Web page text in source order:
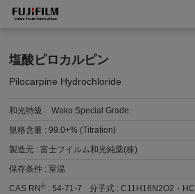
塩酸ピロカルピン
Pilocarpine Hydrochloride
和光特級
Wako Special Grade
規格含量 :99.0+% (Titration)
製造元 :富士フイルム和光純薬(株)
保存条件 :室温
CAS RN® :54-71-7 分子式 :C11H16N2O2・HCl